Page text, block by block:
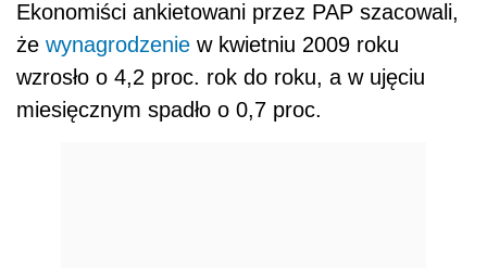
Ekonomiści ankietowani przez PAP szacowali,
że wynagrodzenie w kwietniu 2009 roku
wzrosło o 4,2 proc. rok do roku, a w ujęciu
miesięcznym spadło o 0,7 proc.